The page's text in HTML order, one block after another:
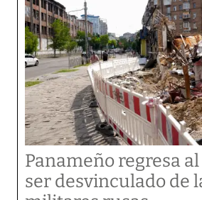
Panameño regresa
ser desvinculado de